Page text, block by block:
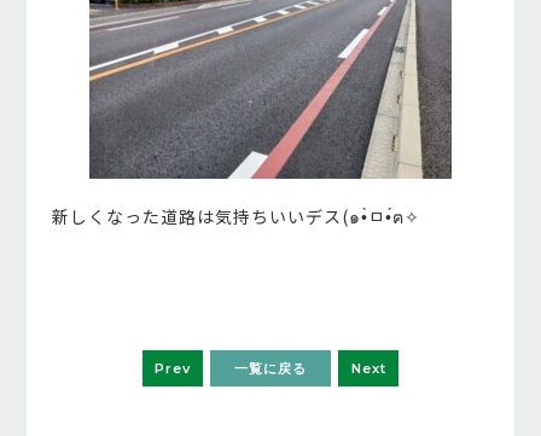
新しくなった道路は気持ちいいデス(๑•̀ㅁ•́ฅ✧
Prev 一覧に戻る Next